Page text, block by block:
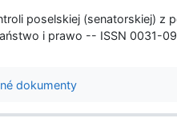
poselskiej (senatorskiej) z
i prawo -- ISSN 0031-
dokumenty